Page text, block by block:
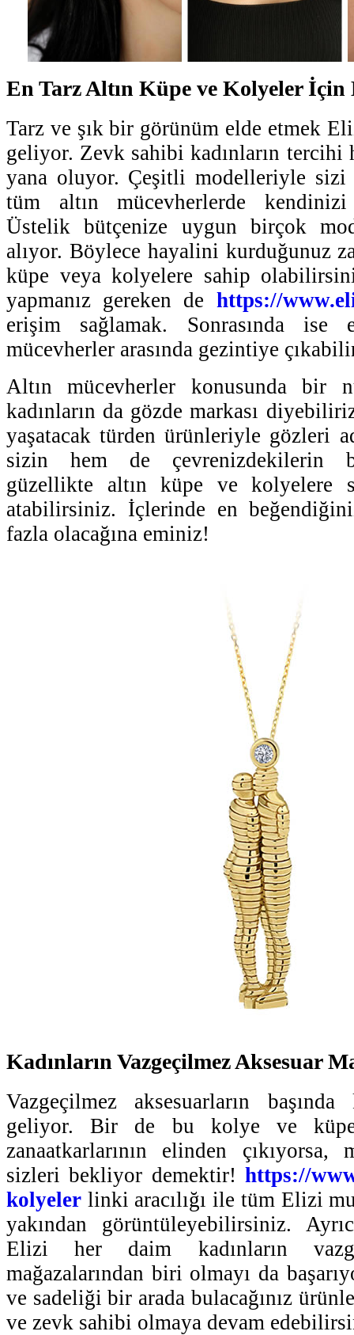
En Tarz Altın Küpe ve Kolyeler
Tarz ve şık bir görünüm elde etmek
geliyor. Zevk sahibi kadınların tercihi
yana oluyor. Çeşitli modelleriyle sizi
tüm altın mücevherlerde
Üstelik bütçenize uygun birçok
alıyor. Böylece hayalini kurduğunuz
küpe veya kolyelere sahip
yapmanız gereken de https://
erişim sağlamak. Sonrasında ise
mücevherler arasında gezintiye
Altın mücevherler konusunda bir
kadınların da gözde markası
yaşatacak türden ürünleriyle gözleri
sizin hem de çevrenizdekilerin
güzellikte altın küpe ve kolyelere
atabilirsiniz. İçlerinde en
fazla olacağına eminiz!
Kadınların Vazgeçilmez Aksesuar
Vazgeçilmez aksesuarların
geliyor. Bir de bu kolye ve
zanaatkarlarının elinden çıkıyorsa,
sizleri bekliyor demektir! https://
kolyeler linki aracılığı ile tüm Elizi
yakından görüntüleyebilirsiniz.
Elizi her daim kadınların
mağazalarından biri olmayı da
ve sadeliği bir arada bulacağınız
ve zevk sahibi olmaya devam